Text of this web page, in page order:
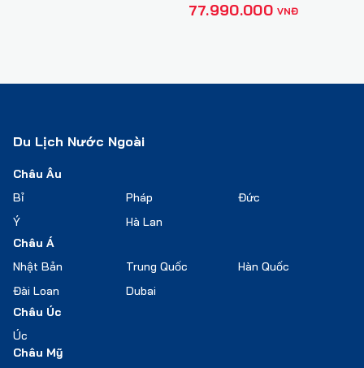
77.990.000 VNĐ
Du Lịch Nước Ngoài
Châu Âu
Bỉ
Pháp
Đức
Ý
Hà Lan
Châu Á
Nhật Bản
Trung Quốc
Hàn Quốc
Đài Loan
Dubai
Châu Úc
Úc
Châu Mỹ